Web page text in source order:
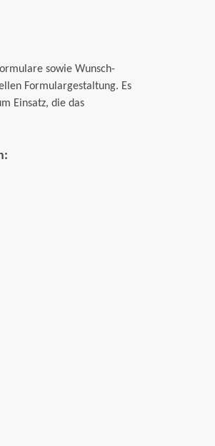
sowie Wunsch-
Formulargestaltung. Es
Einsatz, die das